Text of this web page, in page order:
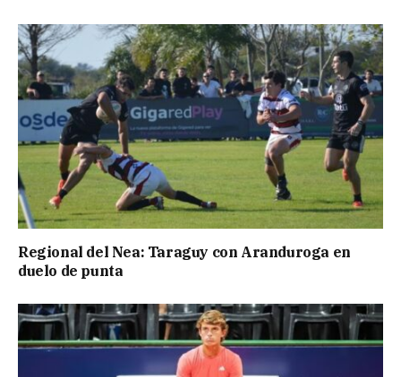
Regional del Nea: Taraguy con Aranduroga en
duelo de punta